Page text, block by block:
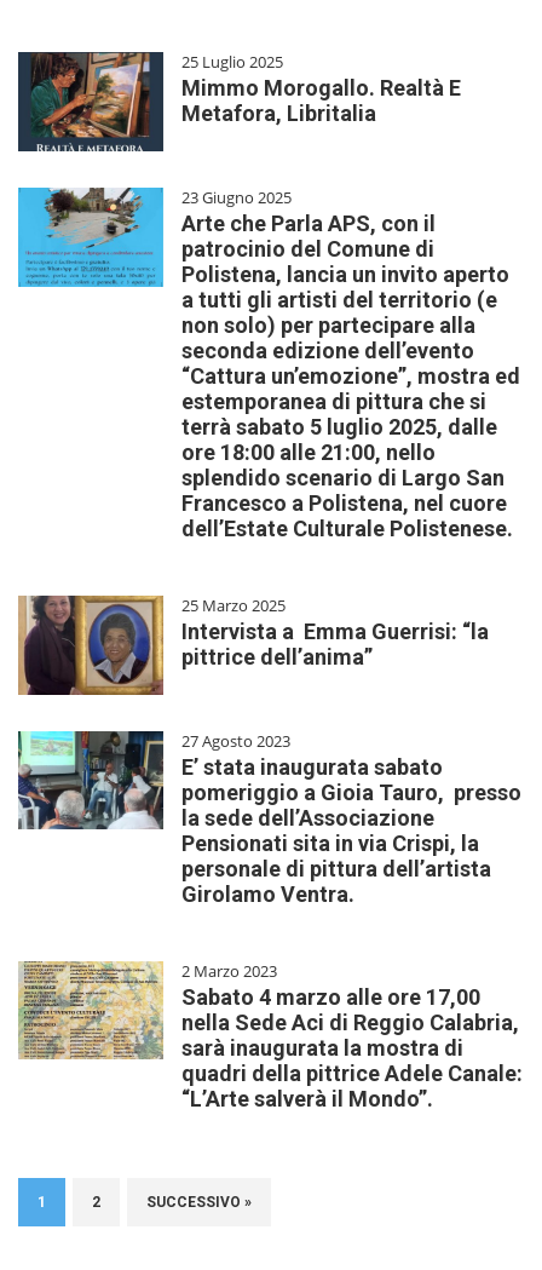
25 Luglio 2025
Mimmo Morogallo. Realtà E
Metafora, Libritalia
23 Giugno 2025
Arte che Parla APS, con il
patrocinio del Comune di
Polistena, lancia un invito aperto
a tutti gli artisti del territorio (e
non solo) per partecipare alla
seconda edizione dell’evento
“Cattura un’emozione”, mostra ed
estemporanea di pittura che si
terrà sabato 5 luglio 2025, dalle
ore 18:00 alle 21:00, nello
splendido scenario di Largo San
Francesco a Polistena, nel cuore
dell’Estate Culturale Polistenese.
25 Marzo 2025
Intervista a Emma Guerrisi: “la
pittrice dell’anima”
27 Agosto 2023
E’ stata inaugurata sabato
pomeriggio a Gioia Tauro, presso
la sede dell’Associazione
Pensionati sita in via Crispi, la
personale di pittura dell’artista
Girolamo Ventra.
2 Marzo 2023
Sabato 4 marzo alle ore 17,00
nella Sede Aci di Reggio Calabria,
sarà inaugurata la mostra di
quadri della pittrice Adele Canale:
“L’Arte salverà il Mondo”.
1 2 SUCCESSIVO »